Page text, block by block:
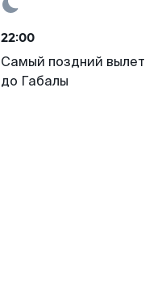
22:00
Самый поздний вылет
до Габалы